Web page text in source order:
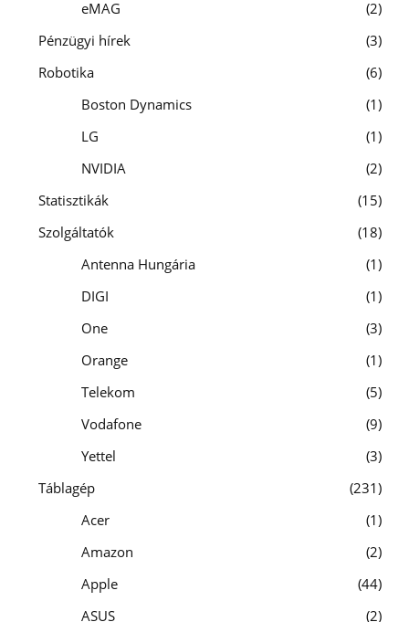
eMAG
2
Pénzügyi hírek
3
Robotika
6
Boston Dynamics
1
LG
1
NVIDIA
2
Statisztikák
15
Szolgáltatók
18
Antenna Hungária
1
DIGI
1
One
3
Orange
1
Telekom
5
Vodafone
9
Yettel
3
Táblagép
231
Acer
1
Amazon
2
Apple
44
ASUS
2